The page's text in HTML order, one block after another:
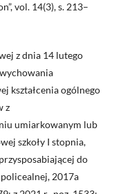
vol. 14(3), s. 213–
z dnia 14 lutego
kształcenia ogólnego
z
umiarkowanym lub
szkoły I stopnia,
do
policealnej, 2017a